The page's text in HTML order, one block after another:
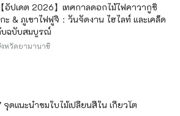
【อัปเดต 2026】เทศกาลดอกไม้ไฟคาวากูชิ
ะ & ภูเขาไฟฟูจิ：วันจัดงาน ไฮไลท์ และเคล็ด
ฉบับสมบูรณ์
หวัดยามานาชิ
จุดแนะนำชมใบไม้เปลี่ยนสีใน เกียวโต